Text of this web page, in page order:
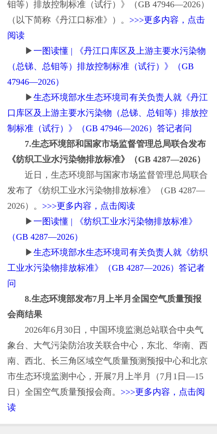
钼等）排放控制标准（试行）》（GB 47946—2026）
（以下简称《丹江口标准》）。 >>>更多内容，点击
阅读
▶一图读懂 | 《丹江口库区及上游主要水污染物
（总锑、总钼等）排放控制标准（试行）》（GB
47946—2026）
▶生态环境部水生态环境司有关负责人就《丹江
口库区及上游主要水污染物（总锑、总钼等）排放控
制标准（试行）》（GB 47946—2026）答记者问
7.生态环境部和国家市场监督管理总局联合发布
《纺织工业水污染物排放标准》（GB 4287—2026）
近日，生态环境部与国家市场监督管理总局联合
发布了《纺织工业水污染物排放标准》（GB 4287—
2026）。 >>>更多内容，点击阅读
▶一图读懂 | 《纺织工业水污染物排放标准》
（GB 4287—2026）
▶生态环境部水生态环境司有关负责人就《纺织
工业水污染物排放标准》（GB 4287—2026）答记者
问
8.生态环境部发布7月上半月全国空气质量预报
会商结果
2026年6月30日，中国环境监测总站联合中央气
象台、大气污染防治攻关联合中心，东北、华南、西
南、西北、长三角区域空气质量预测预报中心和北京
市生态环境监测中心，开展7月上半月（7月1日—15
日）全国空气质量预报会商。 >>>更多内容，点击阅
读